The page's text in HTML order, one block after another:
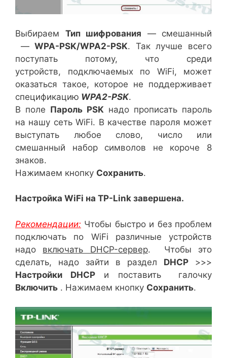
Выбираем Тип шифрования — смешанный
—WPA-PSK/WPA2-PSK. Так лучше всего
поступать потому, что среди
устройств, подключаемых по WiFi, может
оказаться такое, которое не поддерживает
спецификацию WPA2-PSK.
В поле Пароль PSK надо прописать пароль
на нашу сеть WiFi. В качестве пароля может
выступать любое слово, число или
смешанный набор символов не короче 8
знаков.
Нажимаем кнопку Сохранить.
Настройка WiFi на TP-Link завершена.
Рекомендации: Чтобы быстро и без проблем
подключать по WiFi различные устройств
надо включать DHCP-сервер. Чтобы это
сделать, надо зайти в раздел DHCP >>>
Настройки DHCP и поставить галочку
Включить . Нажимаем кнопку Сохранить.